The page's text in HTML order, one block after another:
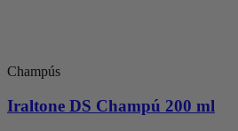
Champús
Iraltone DS Champú 200 ml